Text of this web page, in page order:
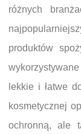
różnych
produktów
lekkie i łatwe
kosmetycznej
ochronną, ale